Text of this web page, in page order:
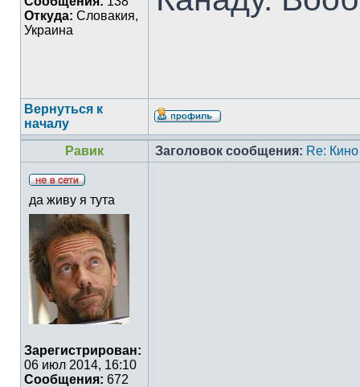
Откуда: Словакия,
Украина
Вернуться к
началу
Равик
Заголовок сообщения: Re: Кино
да живу я тута
Зарегистрирован:
06 июл 2014, 16:10
Сообщения: 672